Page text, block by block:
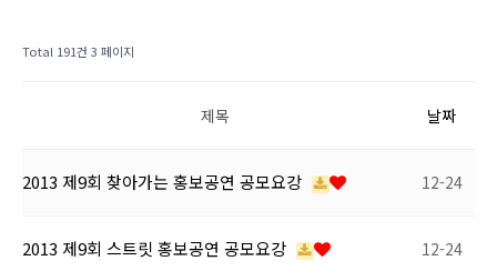
프로그램
Total 191건 3 페이지
제목 날짜
2013 제9회 찾아가는 홍보공연 공모요강 12-24
2013 제9회 스트릿 홍보공연 공모요강 12-24